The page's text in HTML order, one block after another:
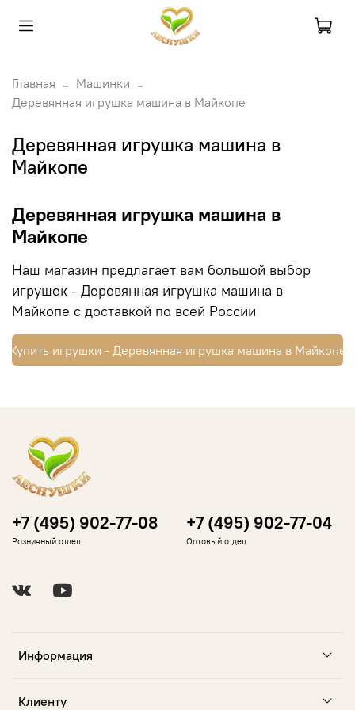
Главная
Машинки
Деревянная игрушка машина в Майкопе
Деревянная игрушка машина в
Майкопе
Деревянная игрушка машина в
Майкопе
Наш магазин предлагает вам большой выбор
игрушек - Деревянная игрушка машина в
Майкопе с доставкой по всей России
Купить игрушки - Деревянная игрушка машина в Майкопе
Информация
Клиенту
+7 (495) 902-77-08
Розничный отдел
+7 (495) 902-77-04
Оптовый отдел